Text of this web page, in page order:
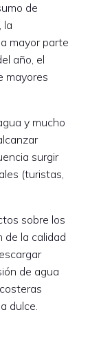
de
, la
mayor parte
año, el
mayores
y mucho
surgir
(turistas,
sobre los
de la calidad
de agua
dulce.